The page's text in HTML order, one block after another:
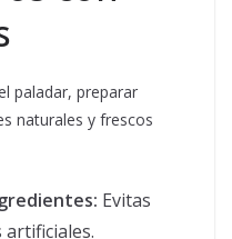
paladar, preparar
naturales y frescos
Evitas